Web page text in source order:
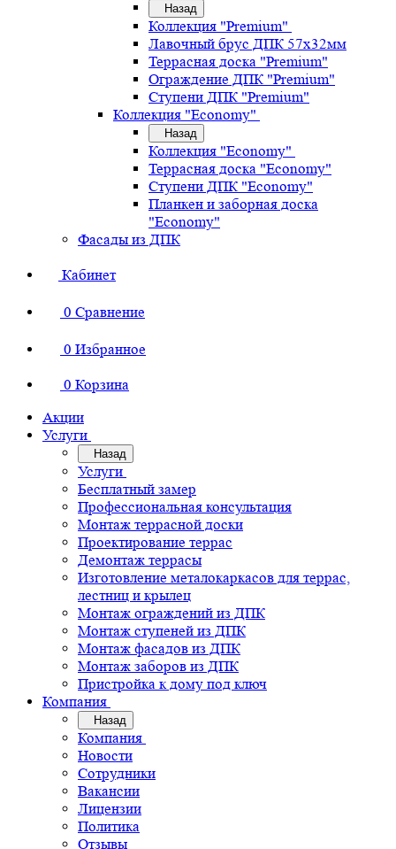
Назад
Коллекция "Premium"
Лавочный брус ДПК 57х32мм
Террасная доска "Premium"
Ограждение ДПК "Premium"
Ступени ДПК "Premium"
Коллекция "Economy"
Назад
Коллекция "Economy"
Террасная доска "Economy"
Ступени ДПК "Economy"
Планкен и заборная доска
"Economy"
Фасады из ДПК
Кабинет
0 Сравнение
0 Избранное
0 Корзина
Акции
Услуги
Назад
Услуги
Бесплатный замер
Профессиональная консультация
Монтаж террасной доски
Проектирование террас
Демонтаж террасы
Изготовление металокаркасов для террас,
лестниц и крылец
Монтаж ограждений из ДПК
Монтаж ступеней из ДПК
Монтаж фасадов из ДПК
Монтаж заборов из ДПК
Пристройка к дому под ключ
Компания
Назад
Компания
Новости
Сотрудники
Вакансии
Лицензии
Политика
Отзывы